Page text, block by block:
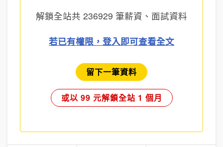
解鎖全站共 236929 筆薪資、面試資料
若已有權限，登入即可查看全文
留下一筆資料
或以 99 元解鎖全站 1 個月